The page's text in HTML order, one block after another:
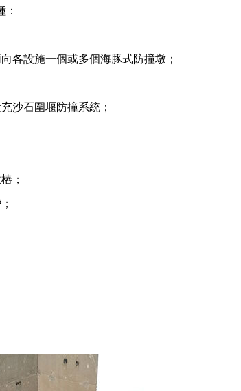
各設施一個或多個海豚式防撞墩；
沙石圍堰防撞系統；
；